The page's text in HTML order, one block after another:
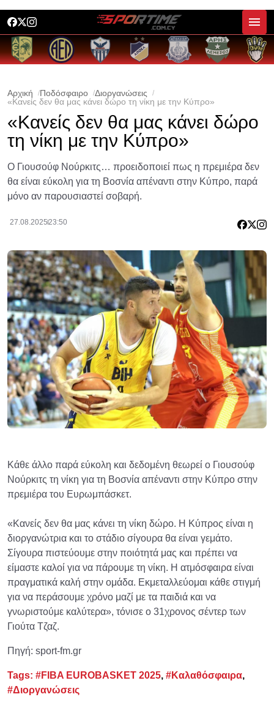
Αρχική Ποδόσφαιρο
Διοργανώσεις
«Κανείς δεν θα μας κάνει δώρο τη νίκη με την Κύπρο»
«Κανείς δεν θα μας κάνει δώρο
τη νίκη με την Κύπρο»
Ο Γιουσούφ Νούρκιτς… προειδοποιεί πως η πρεμιέρα δεν
θα είναι εύκολη για τη Βοσνία απέναντι στην Κύπρο, παρά
μόνο αν παρουσιαστεί σοβαρή.
27.08.202523:50
Κάθε άλλο παρά εύκολη και δεδομένη θεωρεί ο Γιουσούφ
Νούρκιτς τη νίκη για τη Βοσνία απέναντι στην Κύπρο στην
πρεμιέρα του Ευρωμπάσκετ.
«Κανείς δεν θα μας κάνει τη νίκη δώρο. Η Κύπρος είναι η
διοργανώτρια και το στάδιο σίγουρα θα είναι γεμάτο.
Σίγουρα πιστεύουμε στην ποιότητά μας και πρέπει να
είμαστε καλοί για να πάρουμε τη νίκη. Η ατμόσφαιρα είναι
πραγματικά καλή στην ομάδα. Εκμεταλλεύομαι κάθε στιγμή
για να περάσουμε χρόνο μαζί με τα παιδιά και να
γνωριστούμε καλύτερα», τόνισε ο 31χρονος σέντερ των
Γιούτα Τζαζ.
Πηγή: sport-fm.gr
Tags: #FIBA EUROBASKET 2025, #Καλαθόσφαιρα,
#Διοργανώσεις